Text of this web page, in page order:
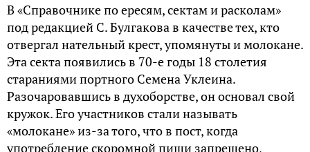
В «Справочнике по ересям, сектам и расколам»
под редакцией С. Булгакова в качестве тех, кто
отвергал нательный крест, упомянуты и молокане.
Эта секта появились в 70-е годы 18 столетия
стараниями портного Семена Уклеина.
Разочаровавшись в духоборстве, он основал свой
кружок. Его участников стали называть
«молокане» из-за того, что в пост, когда
употребление скоромной пищи запрещено,